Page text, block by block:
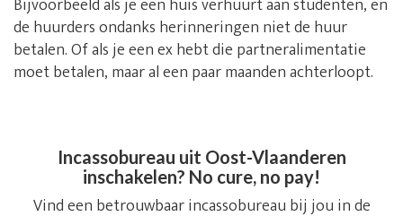
Bijvoorbeeld als je een huis verhuurt aan studenten, en
de huurders ondanks herinneringen niet de huur
betalen. Of als je een ex hebt die partneralimentatie
moet betalen, maar al een paar maanden achterloopt.
Incassobureau uit Oost-Vlaanderen
inschakelen? No cure, no pay!
Vind een betrouwbaar incassobureau bij jou in de